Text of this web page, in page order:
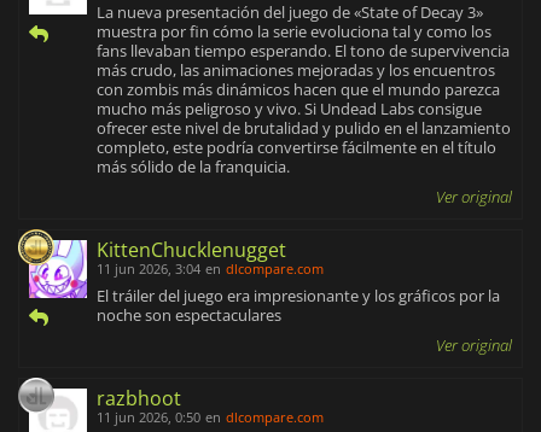
La nueva presentación del juego de «State of Decay 3»
muestra por fin cómo la serie evoluciona tal y como los
fans llevaban tiempo esperando. El tono de supervivencia
más crudo, las animaciones mejoradas y los encuentros
con zombis más dinámicos hacen que el mundo parezca
mucho más peligroso y vivo. Si Undead Labs consigue
ofrecer este nivel de brutalidad y pulido en el lanzamiento
completo, este podría convertirse fácilmente en el título
más sólido de la franquicia.
Ver original
KittenChucklenugget
11 jun 2026, 3:04 en dlcompare.com
El tráiler del juego era impresionante y los gráficos por la
noche son espectaculares
Ver original
razbhoot
11 jun 2026, 0:50 en dlcompare.com